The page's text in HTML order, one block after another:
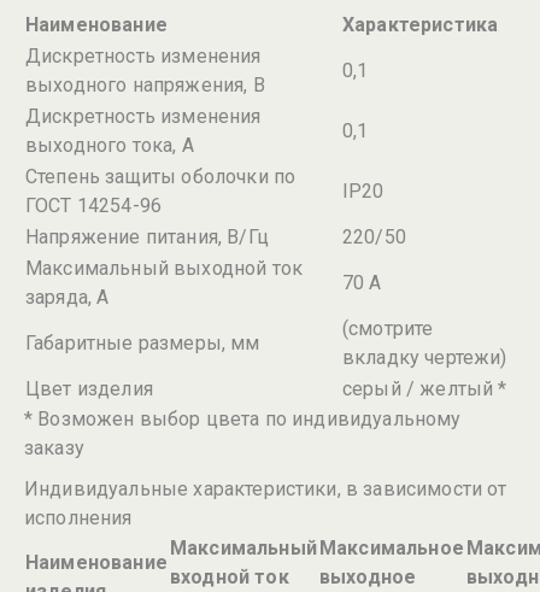
Наименование
Характеристика
Дискретность изменения
выходного напряжения, В
0,1
Дискретность изменения
выходного тока, А
0,1
Степень защиты оболочки по
ГОСТ 14254-96
IP20
Напряжение питания, В/Гц
220/50
Максимальный выходной ток
заряда, А
70 А
Габаритные размеры, мм
(смотрите
вкладку чертежи)
Цвет изделия
серый / желтый*
* Возможен выбор цвета по индивидуальному
заказу
Индивидуальные характеристики, в зависимости от
исполнения
Наименование
Максимальный
входной ток
Максимальное
выходное